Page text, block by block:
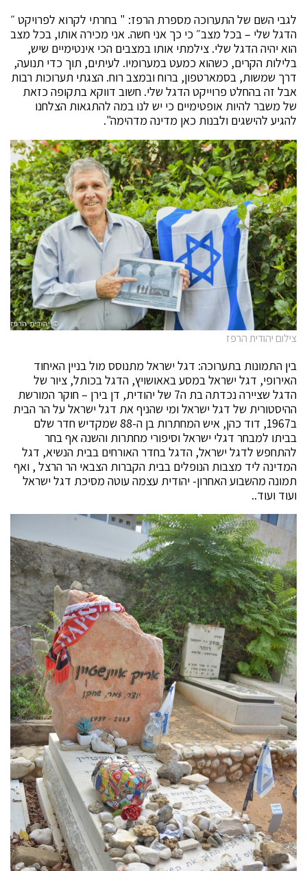
לגבי השם של התערוכה מספרת הרפז: " בחרתי לקרוא לפרויקט ״
הדגל שלי – בכל מצב״ כי כך אני חשה. אני מכירה אותו, בכל מצב
הוא יהיה הדגל שלי. צילמתי אותו במצבים הכי אינטימיים שיש,
בלילות הקרים, כשהוא כמעט במערומיו. לעיתים, תוך כדי תנועה,
דרך שמשות, בסמארטפון, ברוח ובמצב רוח. הצגתי תערוכות רבות
אבל זה בהחלט פרוייקט הדגל שלי. חשוב דווקא בתקופה כזאת
של משבר להיות אופטימיים כי יש לנו במה להתגאות הצלחנו
להגיע להישגים ולבנות כאן מדינה מדהימה".
צילום יהודית הרפז
בין התמונות בתערוכה: דגל ישראל מתנוסס מול בניין האיחוד
האירופי, דגל ישראל במסע באאושויץ, הדגל בכותל, ציור של
הדגל שציירה נכדתה בת ה7 של יהודית, דן בירן – חוקר המורשת
ההיסטורית של דגל ישראל ומי שהניף את דגל ישראל על הר הבית
ב1967, דוד כהן, איש המחתרות בן ה-88 שמקדיש חדר שלם
בביתו למבחר דגלי ישראל וסיפורי מחתרות והשנה אף בחר
להתחפש לדגל ישראל, הדגל בחדר האורחים בבית הנשיא, דגל
המדינה ליד מצבות הנופלים בבית הקברות הצבאי הר הרצל , ואף
תמונה מהשבוע האחרון- יהודית עצמה עוטה מסיכת דגל ישראל
ועוד ועוד..